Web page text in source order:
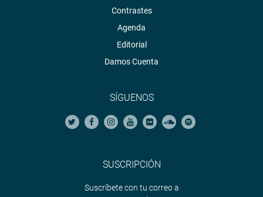
Contrastes
Agenda
Editorial
Damos Cuenta
SÍGUENOS
SUSCRIPCIÓN
Suscríbete con tu correo a